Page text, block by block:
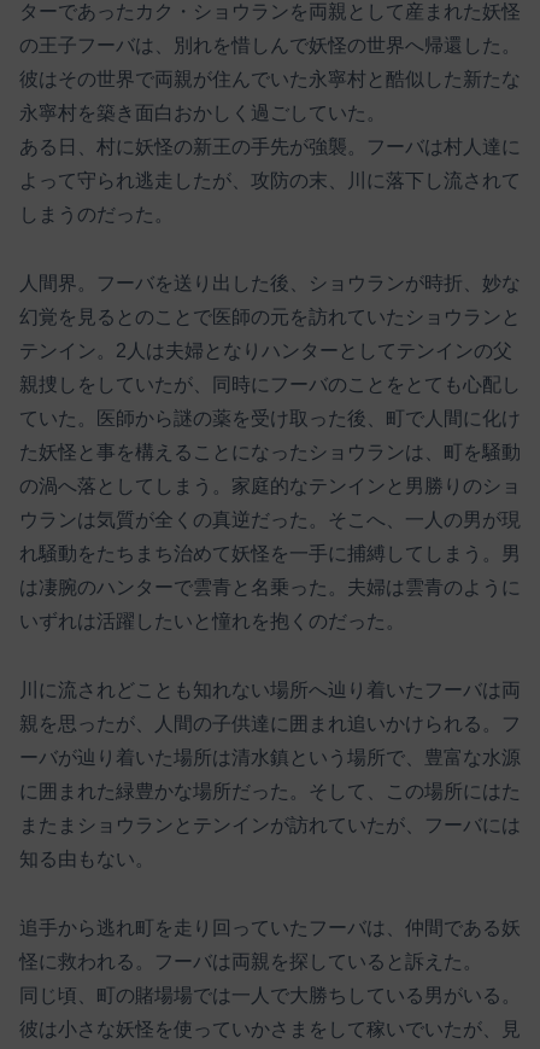
ターであったカク・ショウランを両親として産まれた妖怪
の王子フーバは、別れを惜しんで妖怪の世界へ帰還した。
彼はその世界で両親が住んでいた永寧村と酷似した新たな
永寧村を築き面白おかしく過ごしていた。
ある日、村に妖怪の新王の手先が強襲。フーバは村人達に
よって守られ逃走したが、攻防の末、川に落下し流されて
しまうのだった。
人間界。フーバを送り出した後、ショウランが時折、妙な
幻覚を見るとのことで医師の元を訪れていたショウランと
テンイン。2人は夫婦となりハンターとしてテンインの父
親捜しをしていたが、同時にフーバのことをとても心配し
ていた。医師から謎の薬を受け取った後、町で人間に化け
た妖怪と事を構えることになったショウランは、町を騒動
の渦へ落としてしまう。家庭的なテンインと男勝りのショ
ウランは気質が全くの真逆だった。そこへ、一人の男が現
れ騒動をたちまち治めて妖怪を一手に捕縛してしまう。男
は凄腕のハンターで雲青と名乗った。夫婦は雲青のように
いずれは活躍したいと憧れを抱くのだった。
川に流されどことも知れない場所へ辿り着いたフーバは両
親を思ったが、人間の子供達に囲まれ追いかけられる。フ
ーバが辿り着いた場所は清水鎮という場所で、豊富な水源
に囲まれた緑豊かな場所だった。そして、この場所にはた
またまショウランとテンインが訪れていたが、フーバには
知る由もない。
追手から逃れ町を走り回っていたフーバは、仲間である妖
怪に救われる。フーバは両親を探していると訴えた。
同じ頃、町の賭場場では一人で大勝ちしている男がいる。
彼は小さな妖怪を使っていかさまをして稼いでいたが、見